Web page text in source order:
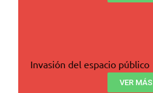
Invasión del espacio público
VER MÁS